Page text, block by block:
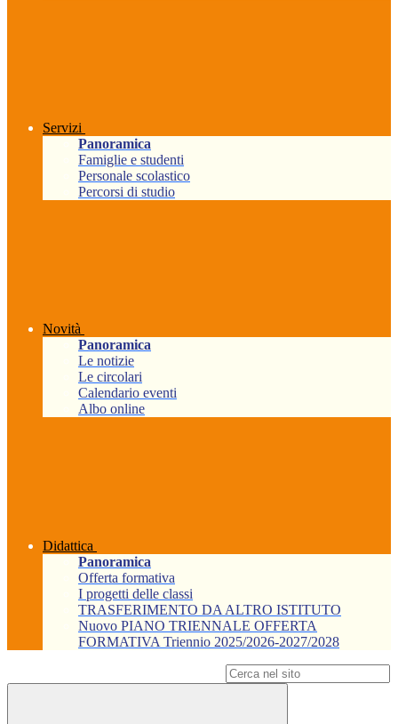
Servizi
Panoramica
Famiglie e studenti
Personale scolastico
Percorsi di studio
Novità
Panoramica
Le notizie
Le circolari
Calendario eventi
Albo online
Didattica
Panoramica
Offerta formativa
I progetti delle classi
TRASFERIMENTO DA ALTRO ISTITUTO
Nuovo PIANO TRIENNALE OFFERTA
FORMATIVA Triennio 2025/2026-2027/2028